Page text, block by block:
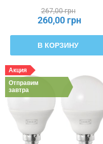
267,00 грн
260,00 грн
В КОРЗИНУ
Акция
Отправим
завтра